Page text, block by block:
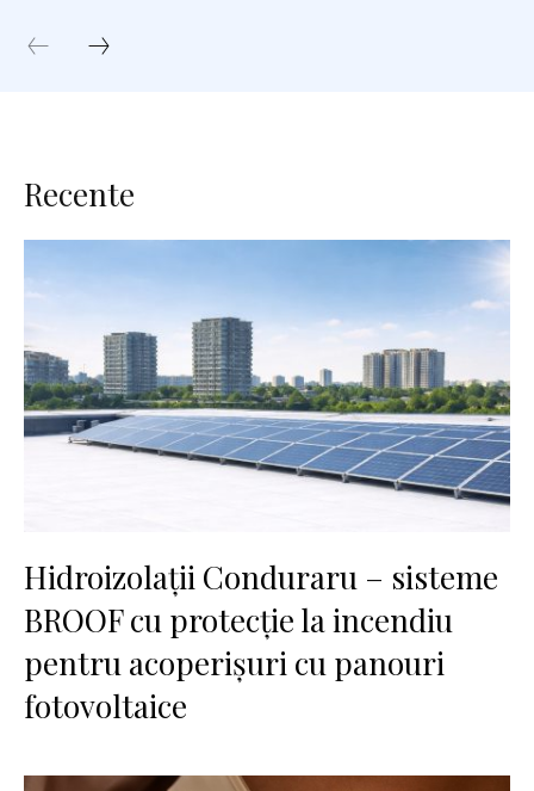
Recente
Hidroizolații Conduraru – sisteme
BROOF cu protecție la incendiu
pentru acoperișuri cu panouri
fotovoltaice